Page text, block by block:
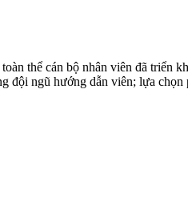
thể cán bộ nhân viên đã triển
đội ngũ hướng dẫn viên; lựa